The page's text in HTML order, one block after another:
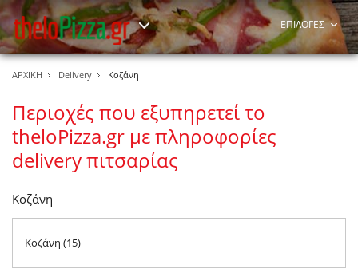
ΕΠΙΛΟΓΕΣ
ΑΡΧΙΚΗ Delivery Κοζάνη
Περιοχές που εξυπηρετεί το
theloPizza.gr με πληροφορίες
delivery πιτσαρίας
Κοζάνη
Κοζάνη (15)